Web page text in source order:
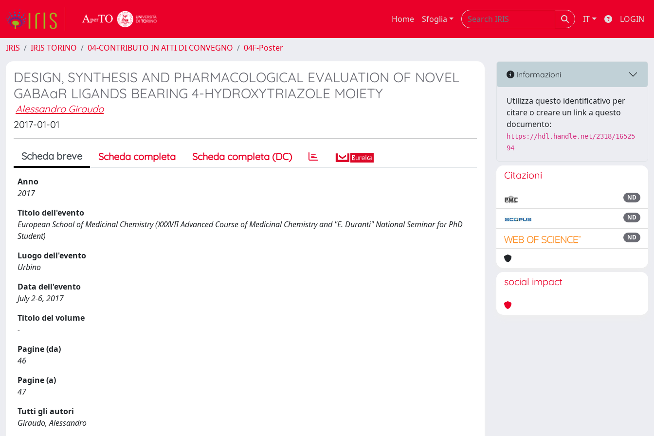
Home Sfoglia IT LOGIN
IRIS IRIS TORINO 04-CONTRIBUTO IN ATTI DI CONVEGNO 04F-Poster
DESIGN, SYNTHESIS AND PHARMACOLOGICAL EVALUATION OF NOVEL
GABAaR LIGANDS BEARING 4-HYDROXYTRIAZOLE MOIETY
Alessandro Giraudo
2017-01-01
Scheda breve Scheda completa Scheda completa (DC)
Anno
2017
Titolo dell'evento
European School of Medicinal Chemistry (XXXVII Advanced Course of Medicinal Chemistry and "E. Duranti" National Seminar for PhD
Student)
Luogo dell'evento
Urbino
Data dell'evento
July 2-6, 2017
Titolo del volume
-
Pagine (da)
46
Pagine (a)
47
Tutti gli autori
Giraudo, Alessandro
Informazioni
Utilizza questo identificativo per
citare o creare un link a questo
documento:
https://hdl.handle.net/2318/16525
94
Citazioni
ND
ND
ND
social impact